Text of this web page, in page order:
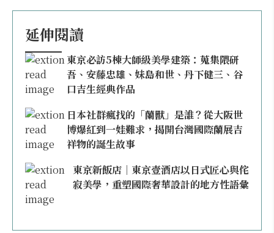
延伸閱讀
東京必訪5棟大師級美學建築：蒐集隈研
吾、安藤忠雄、妹島和世、丹下健三、谷
口吉生經典作品
日本社群瘋找的「蘭獸」是誰？從大阪世
博爆紅到一娃難求，揭開台灣國際蘭展吉
祥物的誕生故事
東京新飯店｜東京壹酒店以日式匠心與侘
寂美學，重塑國際奢華設計的地方性語彙